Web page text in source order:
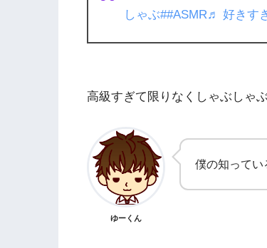
しゃぶ##ASMR♬ 好きす
高級すぎて限りなくしゃぶしゃ
ゆーくん
僕の知ってい